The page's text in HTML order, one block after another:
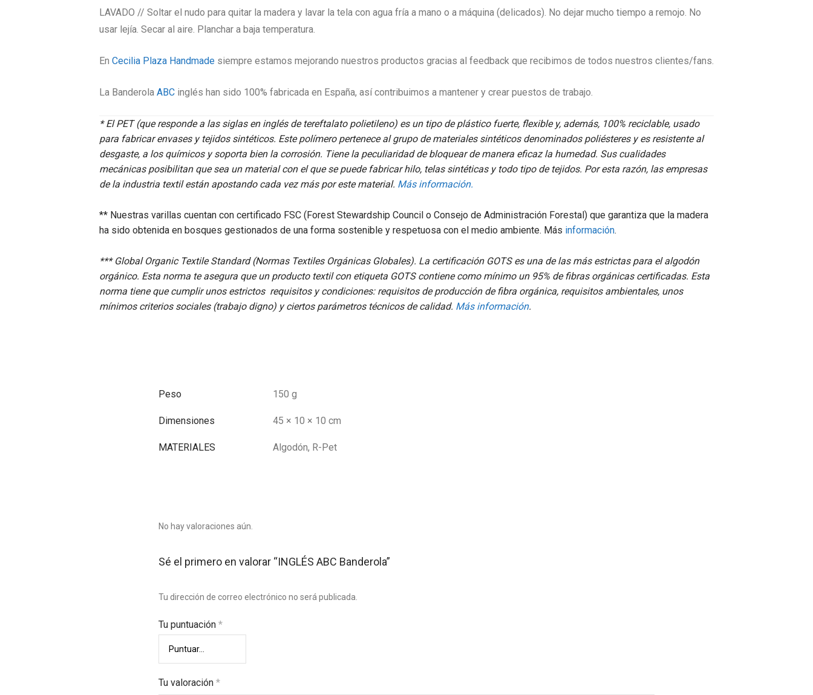
LAVADO // Soltar el nudo para quitar la madera y lavar la tela con agua fría a mano o a máquina (delicados). No dejar mucho tiempo a remojo. No
usar lejía. Secar al aire. Planchar a baja temperatura.
En Cecilia Plaza Handmade siempre estamos mejorando nuestros productos gracias al feedback que recibimos de todos nuestros clientes/fans.
La Banderola ABC inglés han sido 100% fabricada en España, así contribuimos a mantener y crear puestos de trabajo.
*El PET (que responde a las siglas en inglés de tereftalato polietileno) es un tipo de plástico fuerte, flexible y, además, 100% reciclable, usado
para fabricar envases y tejidos sintéticos. Este polímero pertenece al grupo de materiales sintéticos denominados poliésteres y es resistente al
desgaste, a los químicos y soporta bien la corrosión. Tiene la peculiaridad de bloquear de manera eficaz la humedad. Sus cualidades
mecánicas posibilitan que sea un material con el que se puede fabricar hilo, telas sintéticas y todo tipo de tejidos. Por esta razón, las empresas
de la industria textil están apostando cada vez más por este material. Más información.
** Nuestras varillas cuentan con certificado FSC (Forest Stewardship Council o Consejo de Administración Forestal) que garantiza que la madera
ha sido obtenida en bosques gestionados de una forma sostenible y respetuosa con el medio ambiente. Más información.
*** Global Organic Textile Standard (Normas Textiles Orgánicas Globales). La certificación GOTS es una de las más estrictas para el algodón
orgánico. Esta norma te asegura que un producto textil con etiqueta GOTS contiene como mínimo un 95% de fibras orgánicas certificadas. Esta
norma tiene que cumplir unos estrictos requisitos y condiciones: requisitos de producción de fibra orgánica, requisitos ambientales, unos
mínimos criterios sociales (trabajo digno) y ciertos parámetros técnicos de calidad. Más información.
Peso 150 g
Dimensiones 45 × 10 × 10 cm
MATERIALES Algodón, R-Pet
No hay valoraciones aún.
Sé el primero en valorar “INGLÉS ABC Banderola”
Tu dirección de correo electrónico no será publicada.
Tu puntuación *
Tu valoración *